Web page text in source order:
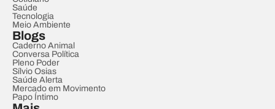
Saúde
Tecnologia
Meio Ambiente
Blogs
Caderno Animal
Conversa Política
Pleno Poder
Sílvio Osias
Saúde Alerta
Mercado em Movimento
Papo Íntimo